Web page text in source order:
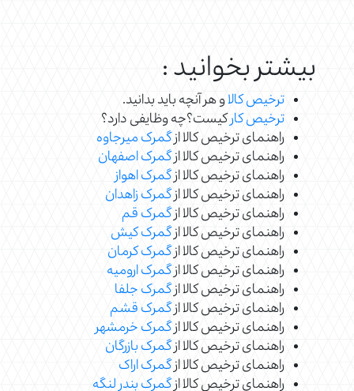
بیشتر بخوانید :
ترخیص کالاو هر آنچه باید بدانید.
ترخیص کارکیست؟چه وظایفی دارد؟
راهنمای ترخیص کالا ازگمرک میرجاوه
راهنمای ترخیص کالا ازگمرک اصفهان
راهنمای ترخیص کالا ازگمرک اهواز
راهنمای ترخیص کالا ازگمرک زاهدان
راهنمای ترخیص کالا ازگمرک قم
راهنمای ترخیص کالا ازگمرک کیش
راهنمای ترخیص کالا ازگمرک کرمان
راهنمای ترخیص کالا ازگمرک ارومیه
راهنمای ترخیص کالا ازگمرک جلفا
راهنمای ترخیص کالا ازگمرک قشم
راهنمای ترخیص کالا ازگمرک خرمشهر
راهنمای ترخیص کالا ازگمرک بازرگان
راهنمای ترخیص کالا ازگمرک اراک
راهنمای ترخیص کالا ازگمرک بندر لنگه